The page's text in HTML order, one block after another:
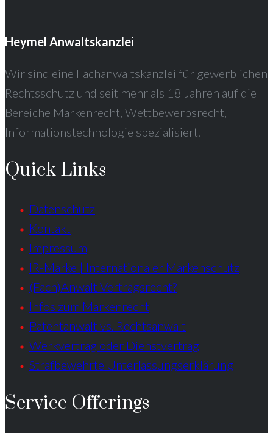
Heymel Anwaltskanzlei
Wir sind eine Fachanwaltskanzlei für gewerblichen
Rechtsschutz und seit mehr als 18 Jahren auf die
Bereiche Markenrecht, Wettbewerbsrecht,
Informationstechnologie spezialisiert.
Quick Links
Datenschutz
Kontakt
Impressum
IR-Marke | Internationaler Markenschutz
(Fach)Anwalt Vertragsrecht?
Infos zum Markenrecht
Patentanwalt vs. Rechtsanwalt
Werkvertrag oder Dienstvertrag
Strafbewehrte Unterlassungserklärung
Service Offerings